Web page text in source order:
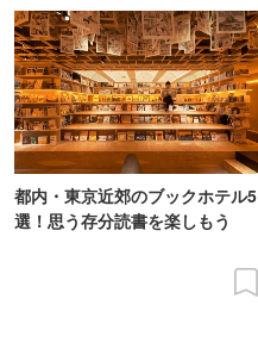
都内・東京近郊のブックホテル5
選！思う存分読書を楽しもう